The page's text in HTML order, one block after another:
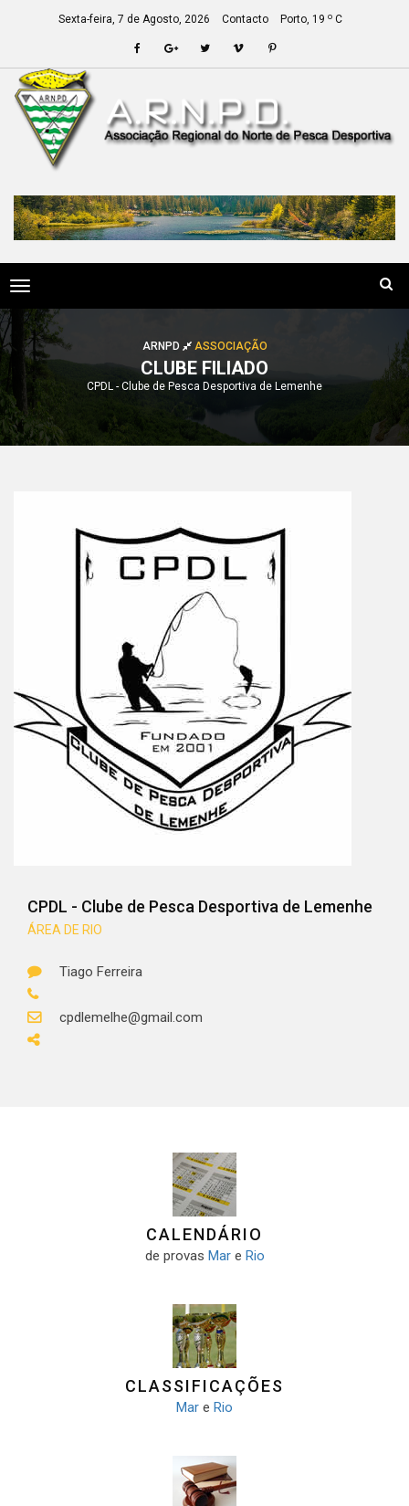
Sexta-feira, 7 de Agosto, 2026 Contacto Porto, 19 oC
Toggle
navigation
ARNPD ASSOCIAÇÃO
CLUBE FILIADO
CPDL - Clube de Pesca Desportiva de Lemenhe
CPDL - Clube de Pesca Desportiva de Lemenhe
ÁREA DE RIO
Tiago Ferreira
cpdlemelhe@gmail.com
CALENDÁRIO
de provas Mare Rio
CLASSIFICAÇÕES
Mar e Rio